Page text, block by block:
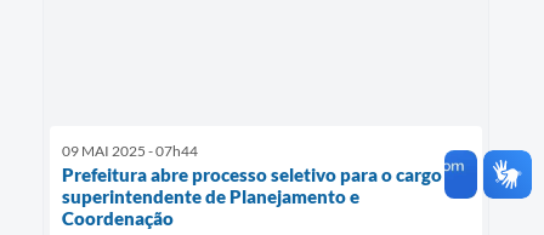
09 MAI 2025 - 07h44
Prefeitura abre processo seletivo para o cargo de
superintendente de Planejamento e
Coordenação